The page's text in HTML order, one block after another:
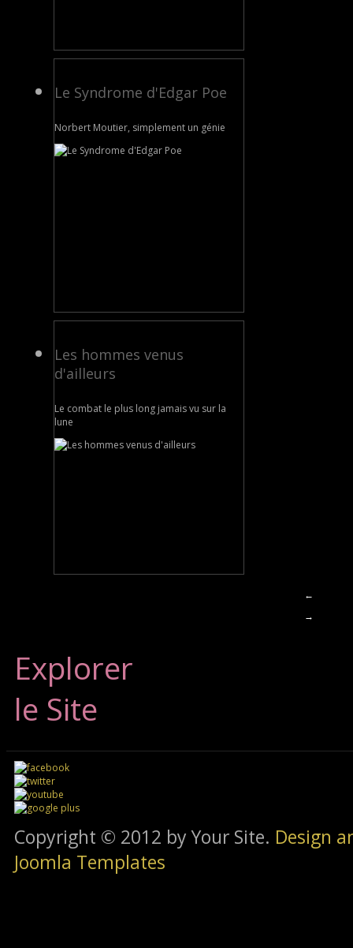
Le Syndrome d'Edgar Poe
Norbert Moutier, simplement un génie
Les hommes venus
d'ailleurs
Le combat le plus long jamais vu sur la
lune
←
→
Explorer
le Site
Copyright © 2012 by Your Site. Design
Joomla Templates